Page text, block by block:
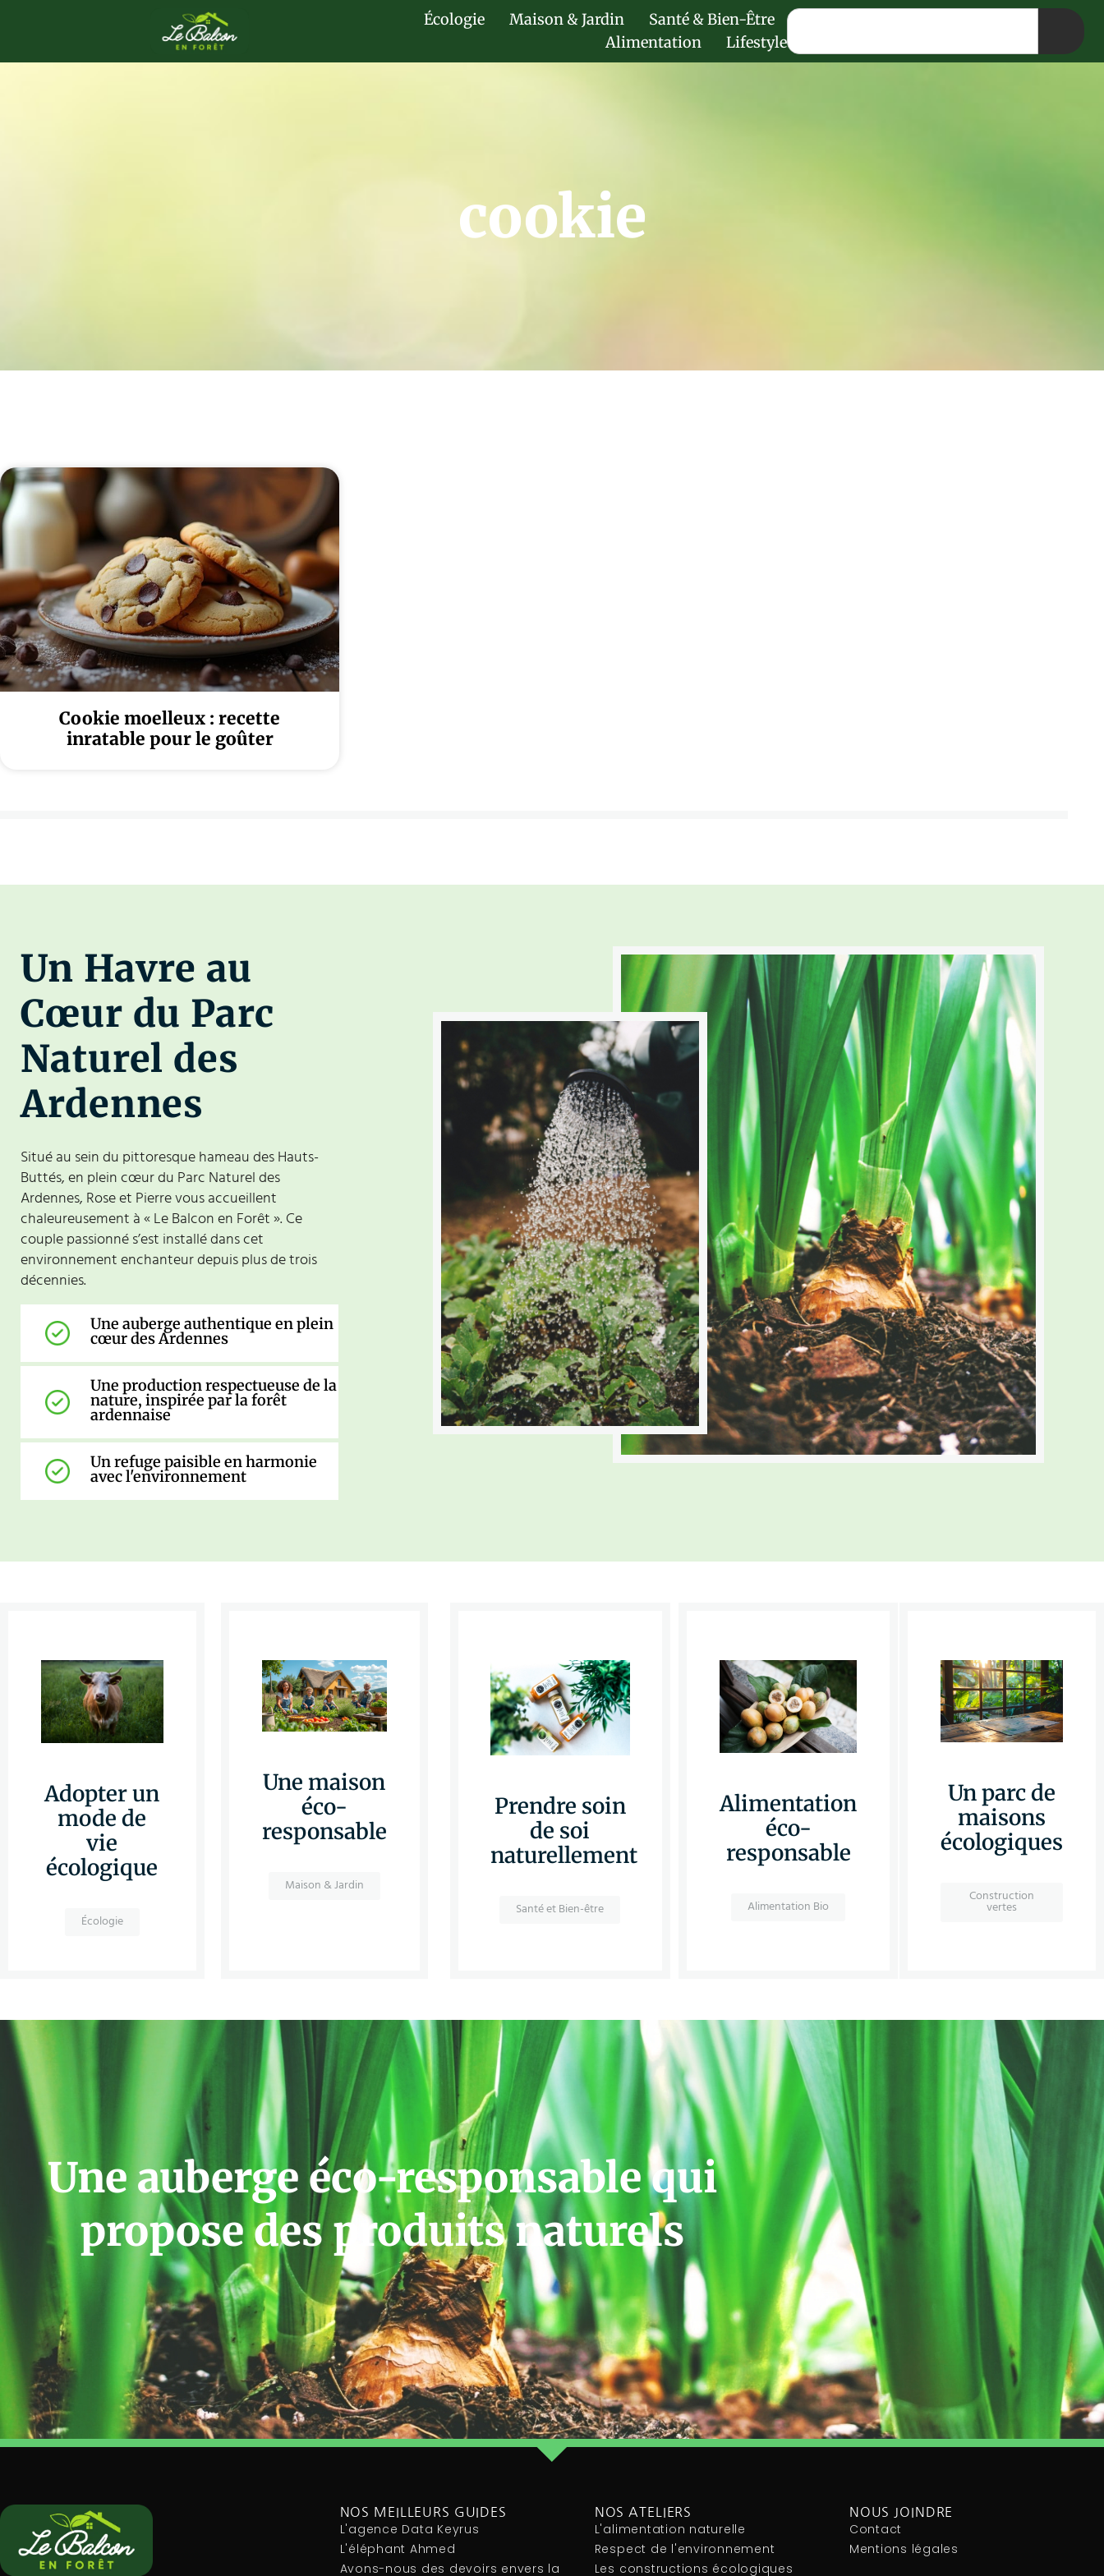
Écologie Maison & Jardin
Santé & Bien-Être
Alimentation
Lifestyle
cookie
Cookie moelleux : recette
inratable pour le goûter
Un Havre au
Cœur du Parc
Naturel des
Ardennes
Situé au sein du pittoresque hameau des Hauts-
Buttés, en plein cœur du Parc Naturel des
Ardennes, Rose et Pierre vous accueillent
chaleureusement à « Le Balcon en Forêt ». Ce
couple passionné s’est installé dans cet
environnement enchanteur depuis plus de trois
décennies.
Une auberge authentique en plein
cœur des Ardennes
Une production respectueuse de la
nature, inspirée par la forêt
ardennaise
Un refuge paisible en harmonie
avec l'environnement
Adopter un
mode de
vie
écologique
Écologie
Une maison
éco-
responsable
Maison & Jardin
Prendre soin
de soi
naturellement
Santé et Bien-être
Alimentation
éco-
responsable
Alimentation Bio
Un parc de
maisons
écologiques
Construction
vertes
Une auberge éco-responsable qui
propose des produits naturels
NOS MEILLEURS GUIDES
L'agence Data Keyrus
L'éléphant Ahmed
Avons-nous des devoirs envers la
NOS ATELIERS
L'alimentation naturelle
Respect de l'environnement
Les constructions écologiques
NOUS JOINDRE
Contact
Mentions légales